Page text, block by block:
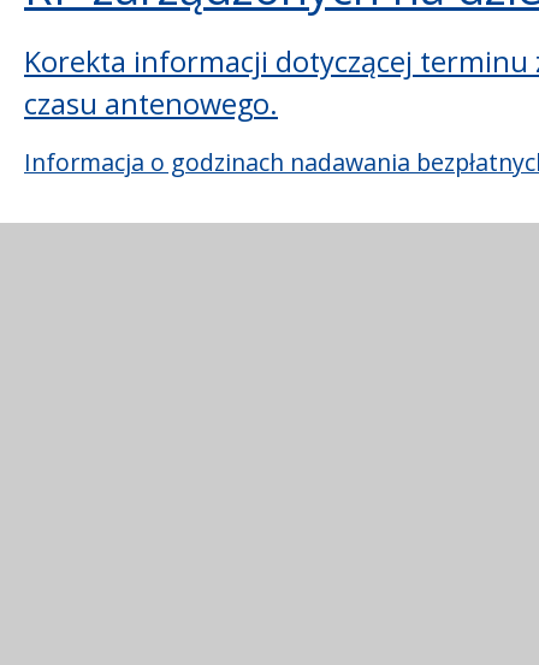
Korekta informacji dotyczącej terminu
czasu antenowego.
Informacja o godzinach nadawania